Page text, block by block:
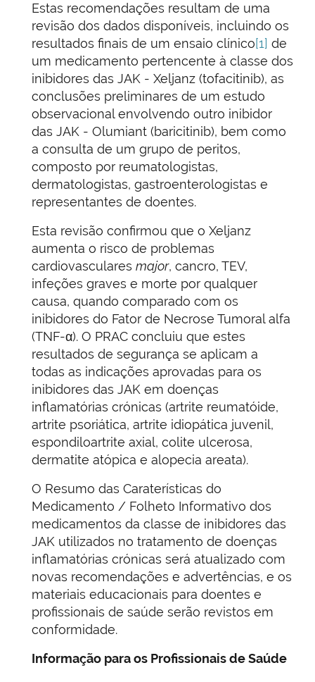
Estas recomendações resultam de uma
revisão dos dados disponíveis, incluindo os
resultados finais de um ensaio clínico[1] de
um medicamento pertencente à classe dos
inibidores das JAK - Xeljanz (tofacitinib), as
conclusões preliminares de um estudo
observacional envolvendo outro inibidor
das JAK - Olumiant (baricitinib), bem como
a consulta de um grupo de peritos,
composto por reumatologistas,
dermatologistas, gastroenterologistas e
representantes de doentes.
Esta revisão confirmou que o Xeljanz
aumenta o risco de problemas
cardiovasculares major, cancro, TEV,
infeções graves e morte por qualquer
causa, quando comparado com os
inibidores do Fator de Necrose Tumoral alfa
(TNF-α). O PRAC concluiu que estes
resultados de segurança se aplicam a
todas as indicações aprovadas para os
inibidores das JAK em doenças
inflamatórias crónicas (artrite reumatóide,
artrite psoriática, artrite idiopática juvenil,
espondiloartrite axial, colite ulcerosa,
dermatite atópica e alopecia areata).
O Resumo das Caraterísticas do
Medicamento / Folheto Informativo dos
medicamentos da classe de inibidores das
JAK utilizados no tratamento de doenças
inflamatórias crónicas será atualizado com
novas recomendações e advertências, e os
materiais educacionais para doentes e
profissionais de saúde serão revistos em
conformidade.
Informação para os Profissionais de Saúde